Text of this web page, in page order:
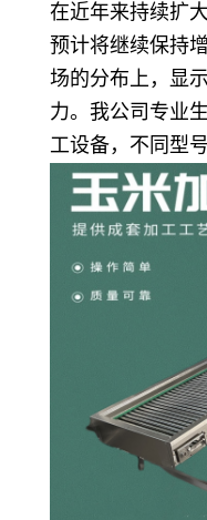
在近年来持续扩
预计将继续保持
场的分布上，显
力。我公司专业
工设备，不同型